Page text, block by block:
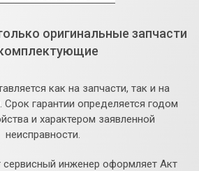
оригинальные запчасти
как на запчасти, так и на
гарантии определяется годом
и характером заявленной
неисправности.
инженер оформляет Акт